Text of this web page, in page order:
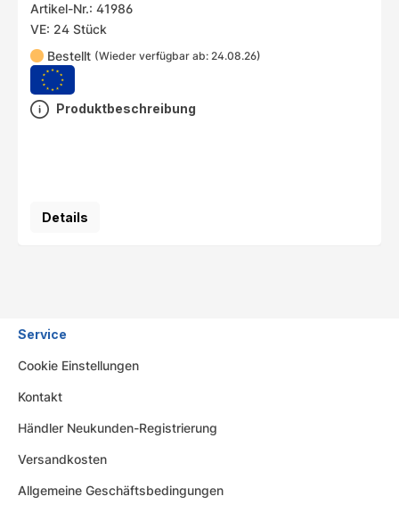
Artikel-Nr.: 41986
VE: 24 Stück
Bestellt (Wieder verfügbar ab: 24.08.26)
Produktbeschreibung
Details
Service
Cookie Einstellungen
Kontakt
Händler Neukunden-Registrierung
Versandkosten
Allgemeine Geschäftsbedingungen